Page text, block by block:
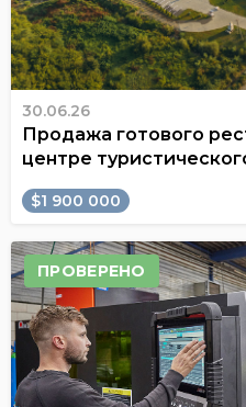
30.06.26
Продажа готового
центре
$1 900 000
ПРОВЕРЕНО